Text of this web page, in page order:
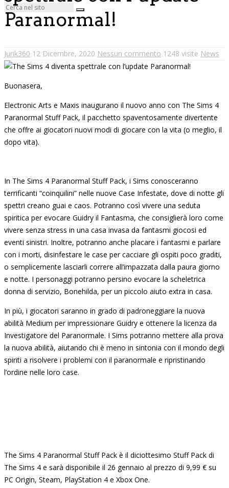
Paranormal!
Jurik360 12 Dicembre, 2020 Nessun commento 1248 visite News
Buonasera,
Electronic Arts e Maxis inaugurano il nuovo anno con The Sims 4
Paranormal Stuff Pack, il pacchetto spaventosamente divertente
che offre ai giocatori nuovi modi di giocare con la vita (o meglio, il
dopo vita).
In The Sims 4 Paranormal Stuff Pack, i Sims conosceranno
terrificanti “coinquilini” nelle nuove Case Infestate, dove di notte gli
spettri creano guai e caos. Potranno così vivere una seduta
spiritica per evocare Guidry il Fantasma, che consiglierà loro come
vivere senza stress in una casa invasa da fantasmi giocosi ed
eventi sinistri. Inoltre, potranno anche placare i fantasmi e parlare
con i morti, disinfestare le case per cacciare gli ospiti poco graditi,
o semplicemente lasciarli correre all’impazzata dalla paura giorno
e notte. I personaggi potranno persino evocare la scheletrica
donna di servizio, Bonehilda, per un piccolo aiuto extra in casa.
In più, i giocatori saranno in grado di padroneggiare la nuova
abilità Medium per impressionare Guidry e ottenere la licenza da
Investigatore del Paranormale. I Sims potranno mettere alla prova
la nuova abilità, aiutando chi è meno in sintonia con il mondo degli
spiriti a risolvere i problemi con il paranormale e ripristinando
l’ordine nelle loro case.
The Sims 4 Paranormal Stuff Pack è il diciottesimo Stuff Pack di
The Sims 4 e sarà disponibile il 26 gennaio al prezzo di 9,99 € su
PC Origin, Steam, PlayStation 4 e Xbox One.